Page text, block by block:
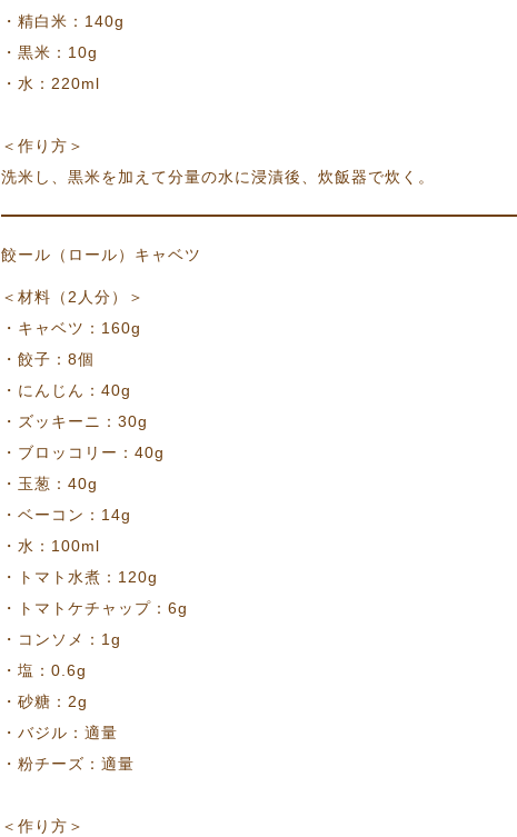
・精白米：140g
・黒米：10g
・水：220ml
＜作り方＞
洗米し、黒米を加えて分量の水に浸漬後、炊飯器で炊く。
餃ール（ロール）キャベツ
＜材料（2人分）＞
・キャベツ：160g
・餃子：8個
・にんじん：40g
・ズッキーニ：30g
・ブロッコリー：40g
・玉葱：40g
・ベーコン：14g
・水：100ml
・トマト水煮：120g
・トマトケチャップ：6g
・コンソメ：1g
・塩：0.6g
・砂糖：2g
・バジル：適量
・粉チーズ：適量
＜作り方＞